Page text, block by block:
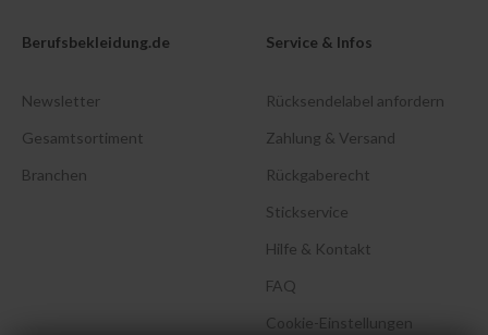
Berufsbekleidung.de
Newsletter
Gesamtsortiment
Branchen
Service & Infos
Rücksendelabel anfordern
Zahlung & Versand
Rückgaberecht
Stickservice
Hilfe & Kontakt
FAQ
Cookie-Einstellungen